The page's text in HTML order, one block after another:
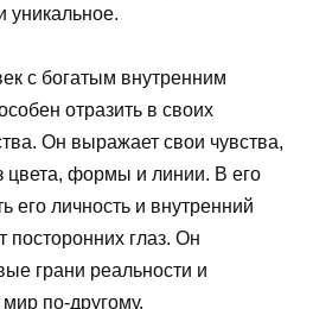
уникальное.
с богатым внутренним
отразить в своих
Он выражает свои чувства,
цвета, формы и линии. В его
его личность и внутренний
посторонних глаз. Он
грани реальности и
по-другому.